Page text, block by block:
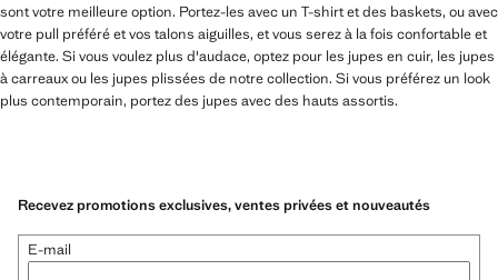
sont votre meilleure option. Portez-les avec un T-shirt et des baskets, ou avec
votre pull préféré et vos talons aiguilles, et vous serez à la fois confortable et
élégante. Si vous voulez plus d'audace, optez pour les jupes en cuir, les jupes
à carreaux ou les jupes plissées de notre collection. Si vous préférez un look
plus contemporain, portez des jupes avec des hauts assortis.
Recevez promotions exclusives, ventes privées et nouveautés
E-mail